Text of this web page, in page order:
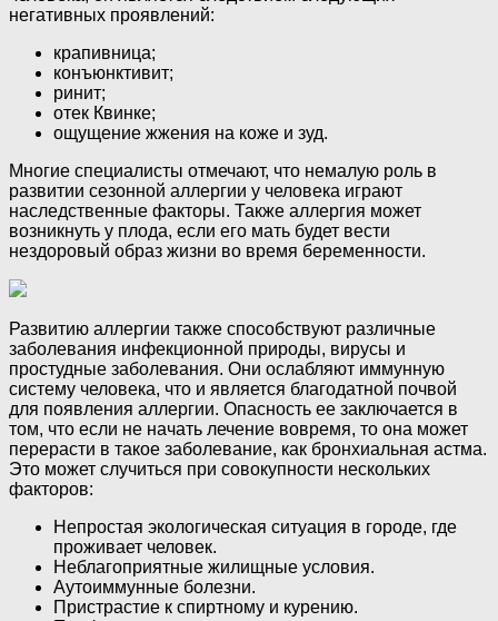
негативных проявлений:
крапивница;
конъюнктивит;
ринит;
отек Квинке;
ощущение жжения на коже и зуд.
Многие специалисты отмечают, что немалую роль в
развитии сезонной аллергии у человека играют
наследственные факторы. Также аллергия может
возникнуть у плода, если его мать будет вести
нездоровый образ жизни во время беременности.
Развитию аллергии также способствуют различные
заболевания инфекционной природы, вирусы и
простудные заболевания. Они ослабляют иммунную
систему человека, что и является благодатной почвой
для появления аллергии. Опасность ее заключается в
том, что если не начать лечение вовремя, то она может
перерасти в такое заболевание, как бронхиальная астма.
Это может случиться при совокупности нескольких
факторов:
Непростая экологическая ситуация в городе, где
проживает человек.
Неблагоприятные жилищные условия.
Аутоиммунные болезни.
Пристрастие к спиртному и курению.